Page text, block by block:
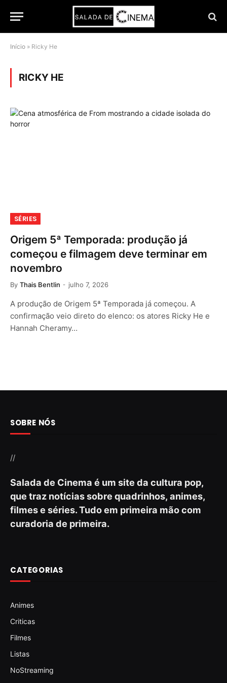
Início » Ricky He
RICKY HE
SÉRIES
Origem 5ª Temporada: produção já
começou e filmagem deve terminar em
novembro
By Thais Bentlin julho 7, 2026
A produção de Origem 5ª Temporada já começou. A
confirmação veio direto do elenco: os atores Ricky He e
Hannah Cheramy…
SOBRE NÓS
//
Salada de Cinema é um site da cultura pop,
que traz notícias sobre quadrinhos, animes,
filmes e séries. Tudo em primeira mão com
curadoria de primeira.
CATEGORIAS
Animes
Criticas
Filmes
Listas
NoStreaming